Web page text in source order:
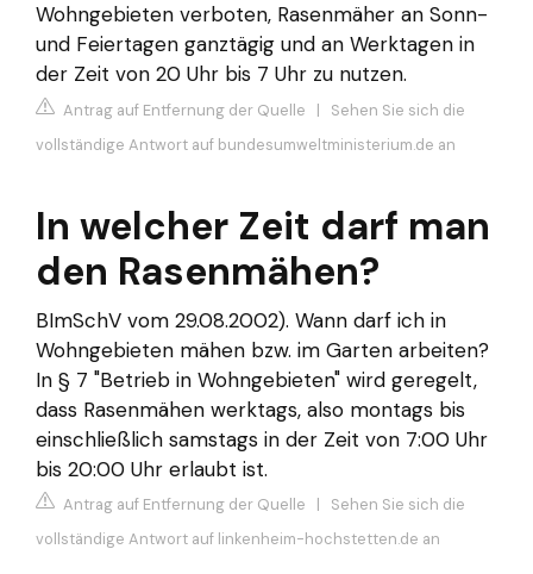
Wohngebieten verboten, Rasenmäher an Sonn-
und Feiertagen ganztägig und an Werktagen in
der Zeit von 20 Uhr bis 7 Uhr zu nutzen.
Antrag auf Entfernung der Quelle | Sehen Sie sich die
vollständige Antwort auf bundesumweltministerium.de an
In welcher Zeit darf man
den Rasenmähen?
BImSchV vom 29.08.2002). Wann darf ich in
Wohngebieten mähen bzw. im Garten arbeiten?
In § 7 "Betrieb in Wohngebieten" wird geregelt,
dass Rasenmähen werktags, also montags bis
einschließlich samstags in der Zeit von 7:00 Uhr
bis 20:00 Uhr erlaubt ist.
Antrag auf Entfernung der Quelle | Sehen Sie sich die
vollständige Antwort auf linkenheim-hochstetten.de an